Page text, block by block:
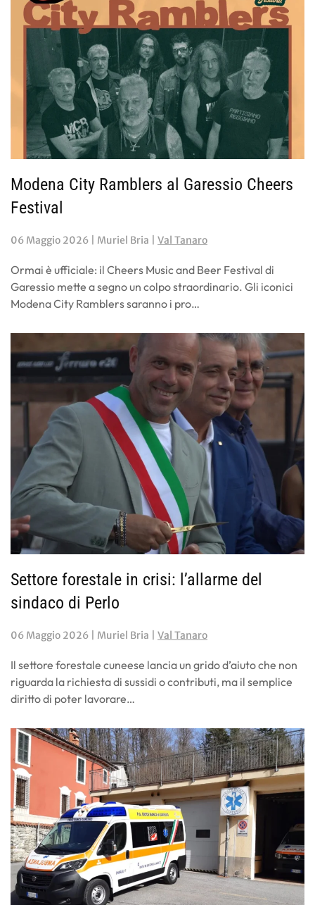
Modena City Ramblers al Garessio Cheers
Festival
06 Maggio 2026 | Muriel Bria | Val Tanaro
Ormai è ufficiale: il Cheers Music and Beer Festival di
Garessio mette a segno un colpo straordinario. Gli iconici
Modena City Ramblers saranno i pro…
Settore forestale in crisi: l’allarme del
sindaco di Perlo
06 Maggio 2026 | Muriel Bria | Val Tanaro
Il settore forestale cuneese lancia un grido d’aiuto che non
riguarda la richiesta di sussidi o contributi, ma il semplice
diritto di poter lavorare…